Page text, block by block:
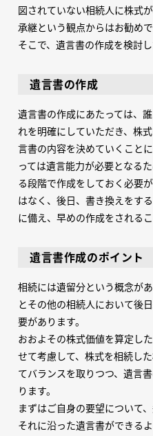
図されていない相続人に株式
承継という観点からはお勧めで
そこで、遺言書の作成を検討
遺言書の作成
遺言書の作成にあたっては、
れを明確にしていただき、株
言書の内容を決めていくこと
っては遺言能力が必要となる
る段階で作成をしておく必要
はなく、後日、書き換えをす
に備え、早めの作成をされる
遺言書作成のポイント
相続には遺留分という概念が
とその他の相続人において後
要があります。
おおよその株式価値を算定し
せて考慮して、株式を相続し
てバランスを取りつつ、遺言
ります。
まずはご自身の要望について
それに沿った遺言書ができる